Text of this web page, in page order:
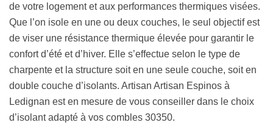
de votre logement et aux performances thermiques visées.
Que l’on isole en une ou deux couches, le seul objectif est
de viser une résistance thermique élevée pour garantir le
confort d’été et d’hiver. Elle s’effectue selon le type de
charpente et la structure soit en une seule couche, soit en
double couche d’isolants. Artisan Artisan Espinos à
Ledignan est en mesure de vous conseiller dans le choix
d’isolant adapté à vos combles 30350.